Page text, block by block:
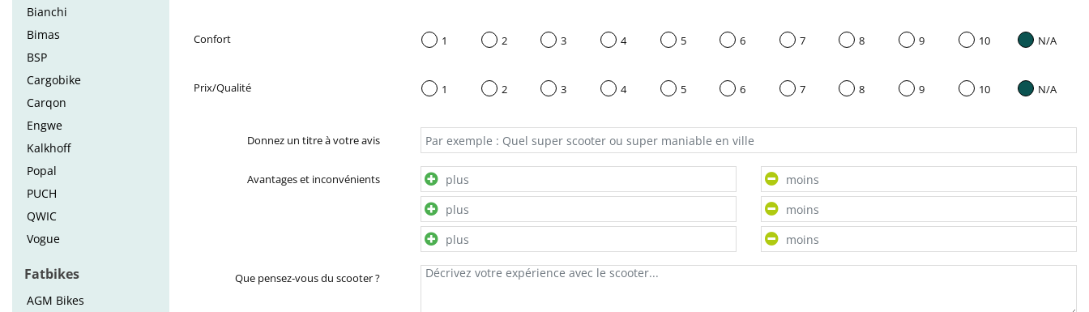
Bianchi
Bimas
BSP
Cargobike
Carqon
Engwe
Kalkhoff
Popal
PUCH
QWIC
Vogue
Fatbikes
AGM Bikes
Confort 1 2 3 4 5 6 7 8 9 10 N/A
Prix/Qualité 1 2 3 4 5 6 7 8 9 10 N/A
Donnez un titre à votre avis
Avantages et inconvénients
Que pensez-vous du scooter ?